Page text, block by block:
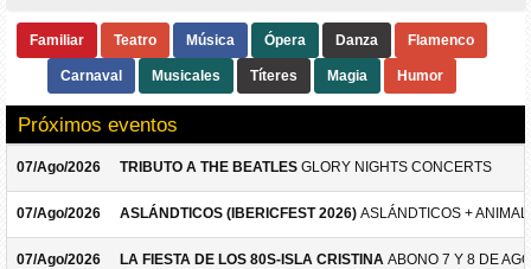
Familiar Teatro Música Ópera Danza Flamenco
Carnaval Musicales Títeres Magia Humor
Próximos eventos
07/Ago/2026 TRIBUTO A THE BEATLES GLORY NIGHTS CONCERTS
07/Ago/2026 ASLÁNDTICOS (IBERICFEST 2026) ASLÁNDTICOS +
07/Ago/2026 LA FIESTA DE LOS 80S-ISLA CRISTINA ABONO 7 Y 8 DE